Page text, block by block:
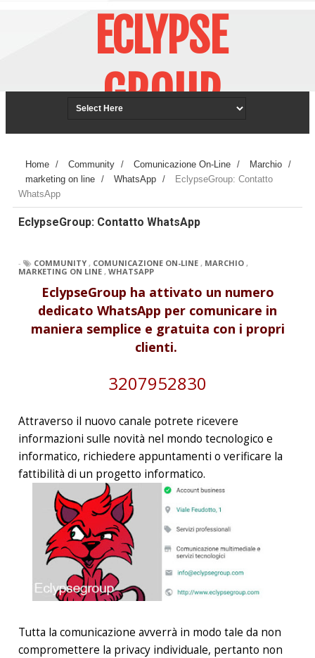
ECLYPSE
GROUP
Azienda specializzata nella
Home / Community / Comunicazione On-Line / Marchio /
marketing on line / WhatsApp /
EclypseGroup: Contatto
WhatsApp
EclypseGroup: Contatto WhatsApp
- COMMUNITY , COMUNICAZIONE ON-LINE , MARCHIO ,
MARKETING ON LINE , WHATSAPP
EclypseGroup ha attivato un numero
dedicato WhatsApp per comunicare in
maniera semplice e gratuita con i propri
clienti.
3207952830
Attraverso il nuovo canale potrete ricevere
informazioni sulle novità nel mondo tecnologico e
informatico, richiedere appuntamenti o verificare la
fattibilità di un progetto informatico.
Tutta la comunicazione avverrà in modo tale da non
compromettere la privacy individuale, pertanto non